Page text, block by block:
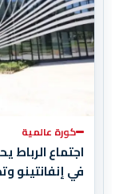
كورة عالمية
اجتماع الرباط
في إنفانتينو